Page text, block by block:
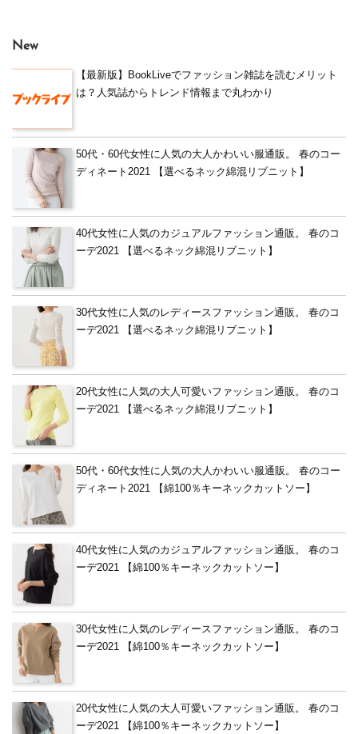
New
【最新版】BookLiveでファッション雑誌を読むメリット
は？人気誌からトレンド情報まで丸わかり
50代・60代女性に人気の大人かわいい服通販。 春のコー
ディネート2021 【選べるネック綿混リブニット】
40代女性に人気のカジュアルファッション通販。 春のコ
ーデ2021 【選べるネック綿混リブニット】
30代女性に人気のレディースファッション通販。 春のコ
ーデ2021 【選べるネック綿混リブニット】
20代女性に人気の大人可愛いファッション通販。 春のコ
ーデ2021 【選べるネック綿混リブニット】
50代・60代女性に人気の大人かわいい服通販。 春のコー
ディネート2021 【綿100％キーネックカットソー】
40代女性に人気のカジュアルファッション通販。 春のコ
ーデ2021 【綿100％キーネックカットソー】
30代女性に人気のレディースファッション通販。 春のコ
ーデ2021 【綿100％キーネックカットソー】
20代女性に人気の大人可愛いファッション通販。 春のコ
ーデ2021 【綿100％キーネックカットソー】